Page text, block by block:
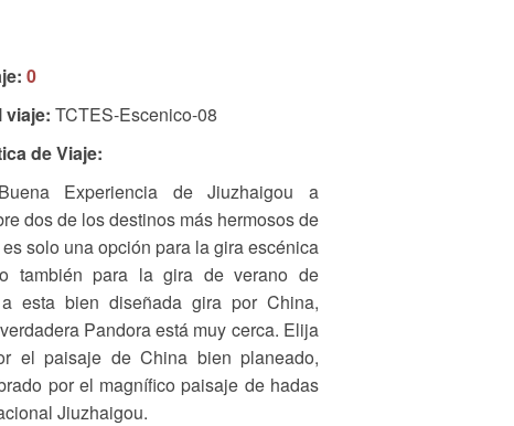
0
viaje: TCTES-Escenico-08
de Viaje:
Experiencia de Jiuzhaigou a
dos de los destinos más hermosos de
solo una opción para la gira escénica
también para la gira de verano de
esta bien diseñada gira por China,
Pandora está muy cerca. Elija
el paisaje de China bien planeado,
por el magnífico paisaje de hadas
Jiuzhaigou.